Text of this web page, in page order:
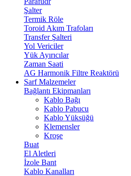
Şalter
Termik Röle
Toroid Akım Trafoları
Transfer Şalteri
Yol Vericiler
Yük Ayırıcılar
Zaman Saati
AG Harmonik Filtre Reaktörü
Sarf Malzemeler
Bağlantı Ekipmanları
Kablo Bağı
Kablo Pabucu
Kablo Yüksüğü
Klemensler
Kroşe
Buat
El Aletleri
İzole Bant
Kablo Kanalları